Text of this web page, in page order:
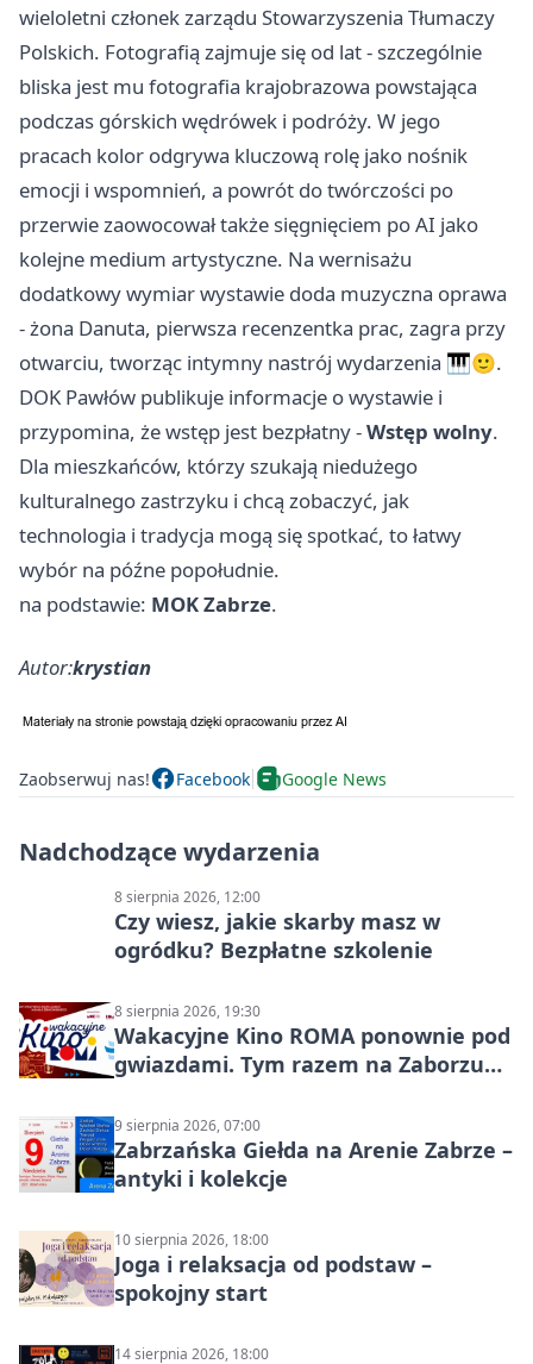
wieloletni członek zarządu Stowarzyszenia Tłumaczy
Polskich. Fotografią zajmuje się od lat - szczególnie
bliska jest mu fotografia krajobrazowa powstająca
podczas górskich wędrówek i podróży. W jego
pracach kolor odgrywa kluczową rolę jako nośnik
emocji i wspomnień, a powrót do twórczości po
przerwie zaowocował także sięgnięciem po AI jako
kolejne medium artystyczne. Na wernisażu
dodatkowy wymiar wystawie doda muzyczna oprawa
- żona Danuta, pierwsza recenzentka prac, zagra przy
otwarciu, tworząc intymny nastrój wydarzenia 🎹🙂.
DOK Pawłów publikuje informacje o wystawie i
przypomina, że wstęp jest bezpłatny -Wstęp wolny.
Dla mieszkańców, którzy szukają niedużego
kulturalnego zastrzyku i chcą zobaczyć, jak
technologia i tradycja mogą się spotkać, to łatwy
wybór na późne popołudnie.
na podstawie: MOK Zabrze.
Autor:krystian
Zaobserwuj nas! Facebook Google News
Nadchodzące wydarzenia
8 sierpnia 2026, 12:00
Czy wiesz, jakie skarby masz w
ogródku? Bezpłatne szkolenie
8 sierpnia 2026, 19:30
Wakacyjne Kino ROMA ponownie pod
gwiazdami. Tym razem na Zaborzu
9 sierpnia 2026, 07:00
Zabrzańska Giełda na Arenie Zabrze –
antyki i kolekcje
10 sierpnia 2026, 18:00
Joga i relaksacja od podstaw –
spokojny start
14 sierpnia 2026, 18:00